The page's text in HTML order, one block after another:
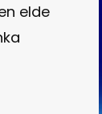
elde